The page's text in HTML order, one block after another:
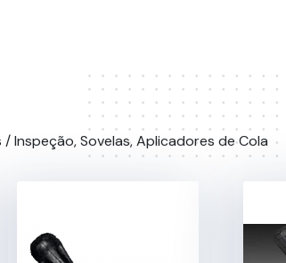
/ Inspeção, Sovelas, Aplicadores de Cola